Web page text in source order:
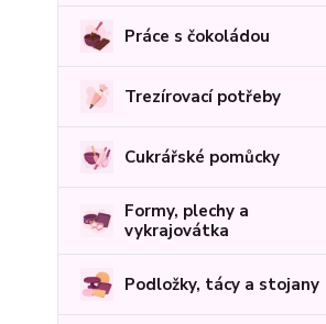
Práce s čokoládou
Trezírovací potřeby
Cukrářské pomůcky
Formy, plechy a
vykrajovátka
Podložky, tácy a stojany